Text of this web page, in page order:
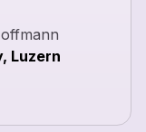
Luzern